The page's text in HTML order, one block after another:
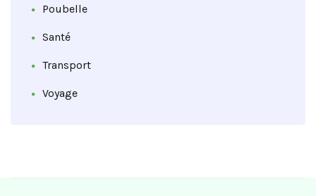
Poubelle
Santé
Transport
Voyage